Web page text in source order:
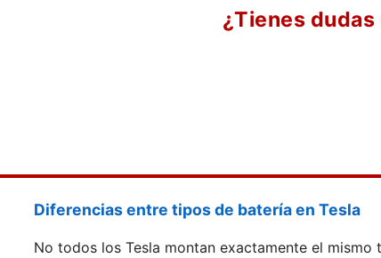
¿Tienes dudas
Diferencias entre tipos de batería en Tesla
No todos los Tesla montan exactamente el